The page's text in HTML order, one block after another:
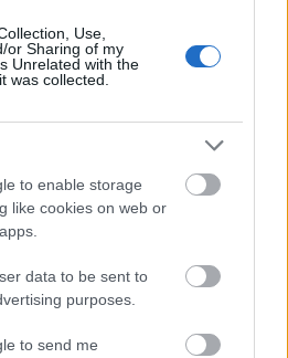
Use,
or Sharing of my
Unrelated with the
was collected.
to enable storage
like cookies on web or
data to be sent to
purposes.
to send me
nem látogatok el a
– jó sokszor láttam
és egyre inkább a korai
stabilan, az újak
meg, ahogy a koncertjeik
(ez mindig Nick
függ amúgy), csak
– ami önmagában nem baj,
várnék.